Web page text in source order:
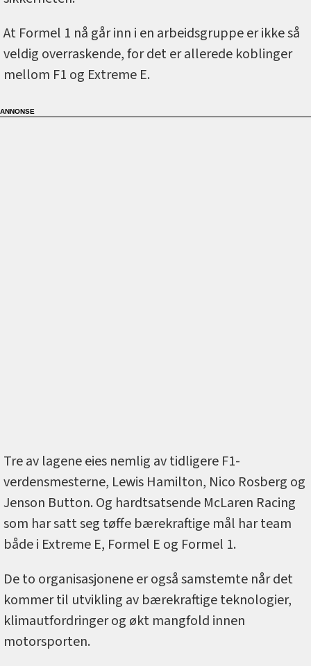
At Formel 1 nå går inn i en arbeidsgruppe er ikke så
veldig overraskende, for det er allerede koblinger
mellom F1 og Extreme E.
Tre av lagene eies nemlig av tidligere F1-
verdensmesterne, Lewis Hamilton, Nico Rosberg og
Jenson Button. Og hardtsatsende McLaren Racing
som har satt seg tøffe bærekraftige mål har team
både i Extreme E, Formel E og Formel 1.
De to organisasjonene er også samstemte når det
kommer til utvikling av bærekraftige teknologier,
klimautfordringer og økt mangfold innen
motorsporten.